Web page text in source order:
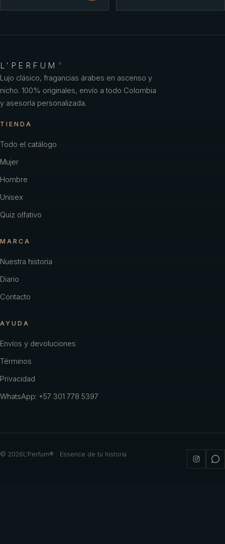
L'PERFUM ®
Lujo clásico, fragancias árabes en ascenso y
nicho. 100% originales, envío a todo Colombia
y asesoría personalizada.
TIENDA
Todo el catálogo
Mujer
Hombre
Unisex
Quiz olfativo
MARCA
Nuestra historia
Diario
Contacto
AYUDA
Envíos y devoluciones
Términos
Privacidad
WhatsApp: +57 301 778 5397
© 2026L'Perfum® · Essence de tu historia